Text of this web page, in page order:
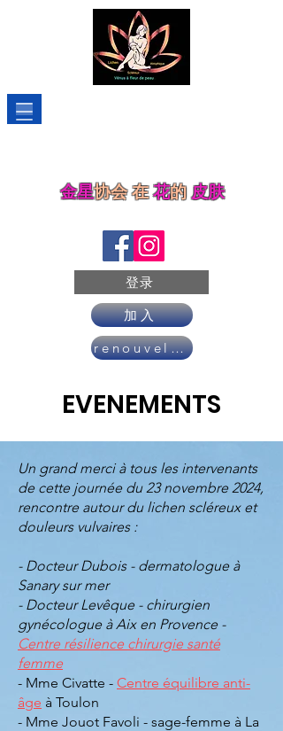
金星协会 在 花的 皮肤
登录
加入
renouveler son adhésion
EVENEMENTS
Un grand merci à tous les intervenants
de cette journée du 23 novembre 2024,
rencontre autour du lichen scléreux et
douleurs vulvaires :
- Docteur Dubois - dermatologue à
Sanary sur mer
- Docteur Levêque - chirurgien
gynécologue à Aix en Provence -
Centre résilience chirurgie santé
femme
- Mme Civatte - Centre équilibre anti-
âge à Toulon
- Mme Jouot Favoli - sage-femme à La